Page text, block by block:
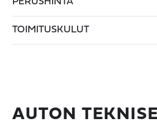
TOIMITUSKULUT
AUTON